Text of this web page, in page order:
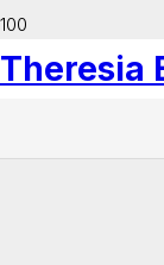
Theresia